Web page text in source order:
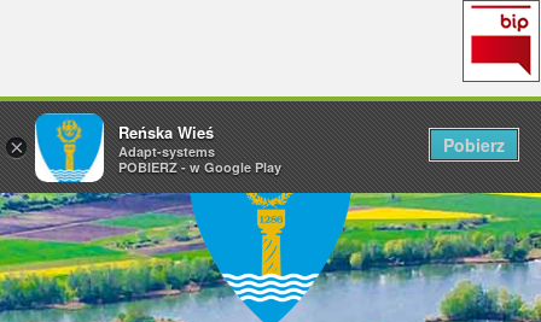
×
Reńska Wieś
Adapt-systems
POBIERZ - w Google Play
Pobierz